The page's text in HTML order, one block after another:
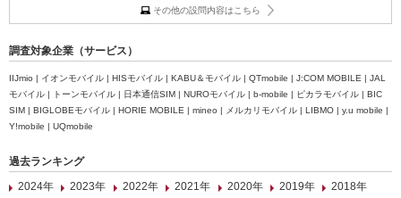
その他の設問内容はこちら
調査対象企業（サービス）
IIJmio | イオンモバイル | HISモバイル | KABU＆モバイル | QTmobile | J:COM MOBILE | JAL
モバイル | トーンモバイル | 日本通信SIM | NUROモバイル | b-mobile | ピカラモバイル | BIC
SIM | BIGLOBEモバイル | HORIE MOBILE | mineo | メルカリモバイル | LIBMO | y.u mobile |
Y!mobile | UQmobile
過去ランキング
2024年
2023年 2022年 2021年 2020年 2019年
2018年